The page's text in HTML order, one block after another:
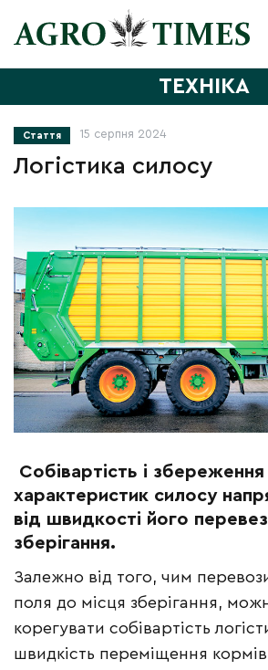
ТЕХНІКА
Стаття 15 серпня 2024
Логістика силосу
Собівартість і
характеристик силосу
від швидкості його
зберігання.
Залежно від того, чим
поля до місця зберігання,
корегувати собівартість
швидкість переміщення